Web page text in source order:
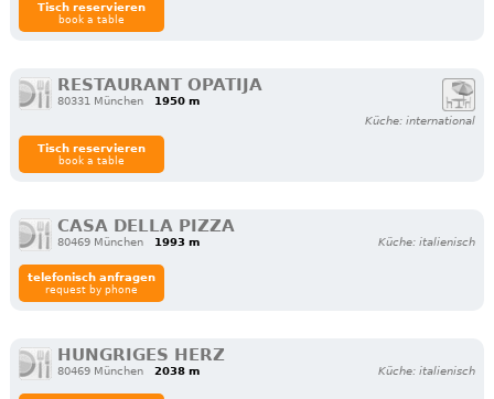
Tisch reservieren
book a table
RESTAURANT OPATIJA
80331 München
1950 m
Küche: international
Tisch reservieren
book a table
CASA DELLA PIZZA
80469 München 1993 m Küche: italienisch
telefonisch anfragen
request by phone
HUNGRIGES HERZ
80469 München 2038 m Küche: italienisch